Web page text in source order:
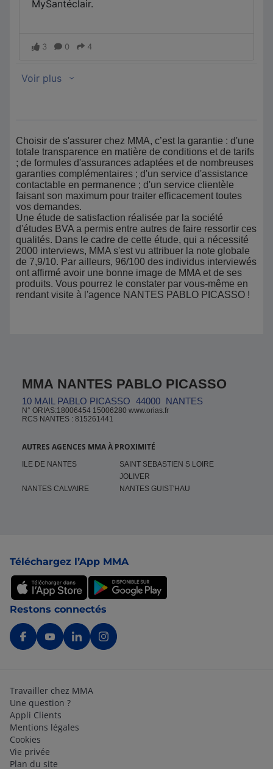
Choisir de s'assurer chez MMA, c’est la garantie : d'une
totale transparence en matière de conditions et de tarifs
; de formules d'assurances adaptées et de nombreuses
garanties complémentaires ; d'un service d'assistance
contactable en permanence ; d'un service clientèle
faisant son maximum pour traiter efficacement toutes
vos demandes.
Une étude de satisfaction réalisée par la société
d'études BVA a permis entre autres de faire ressortir ces
qualités. Dans le cadre de cette étude, qui a nécessité
2000 interviews, MMA s'est vu attribuer la note globale
de 7,9/10. Par ailleurs, 96/100 des individus interviewés
ont affirmé avoir une bonne image de MMA et de ses
produits. Vous pourrez le constater par vous-même en
rendant visite à l'agence NANTES PABLO PICASSO !
MMA NANTES PABLO PICASSO
10 MAIL PABLO PICASSO 44000 NANTES
N° ORIAS:18006454 15006280 www.orias.fr
RCS NANTES : 815261441
AUTRES AGENCES MMA À PROXIMITÉ
ILE DE NANTES
SAINT SEBASTIEN S LOIRE
JOLIVER
NANTES CALVAIRE
NANTES GUIST'HAU
Téléchargez l’App MMA
Restons connectés
Travailler chez MMA
Une question ?
Appli Clients
Mentions légales
Cookies
Vie privée
Plan du site